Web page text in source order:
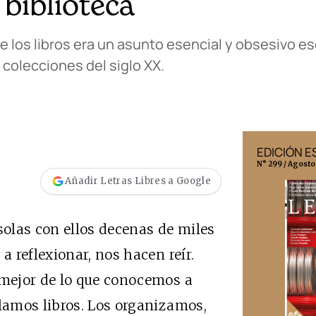
los libros era un asunto esencial y obsesivo
del siglo XX.
Añadir Letras Libres a Google
con ellos decenas de miles
reflexionar, nos hacen reír.
de lo que conocemos a
libros. Los organizamos,
EDICIÓN
N° 299 /